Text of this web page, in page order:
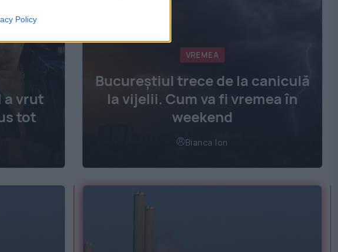
Policy
a vrut
tot
VREMEA
Bucureștiul trece de la caniculă
la vijelii. Cum va fi vremea în
weekend
Bianca Ion